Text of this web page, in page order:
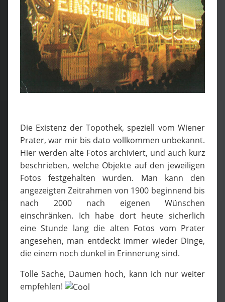
Die Existenz der Topothek, speziell vom Wiener
Prater, war mir bis dato vollkommen unbekannt.
Hier werden alte Fotos archiviert, und auch kurz
beschrieben, welche Objekte auf den jeweiligen
Fotos festgehalten wurden. Man kann den
angezeigten Zeitrahmen von 1900 beginnend bis
nach 2000 nach eigenen Wünschen
einschränken. Ich habe dort heute sicherlich
eine Stunde lang die alten Fotos vom Prater
angesehen, man entdeckt immer wieder Dinge,
die einem noch dunkel in Erinnerung sind.
Tolle Sache, Daumen hoch, kann ich nur weiter
empfehlen!